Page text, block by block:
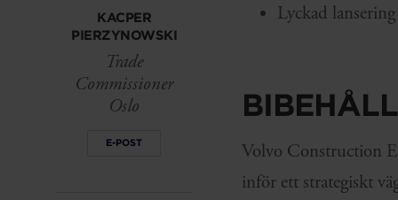
KACPER
PIERZYNOWSKI
Trade
Commissioner
Oslo
E-POST
Lyckad
Volvo Construction
inför ett strategiskt